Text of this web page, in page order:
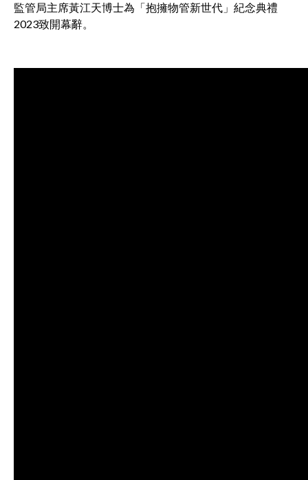
監管局主席黃江天博士為「抱擁物管新世代」紀念典禮
2023致開幕辭。